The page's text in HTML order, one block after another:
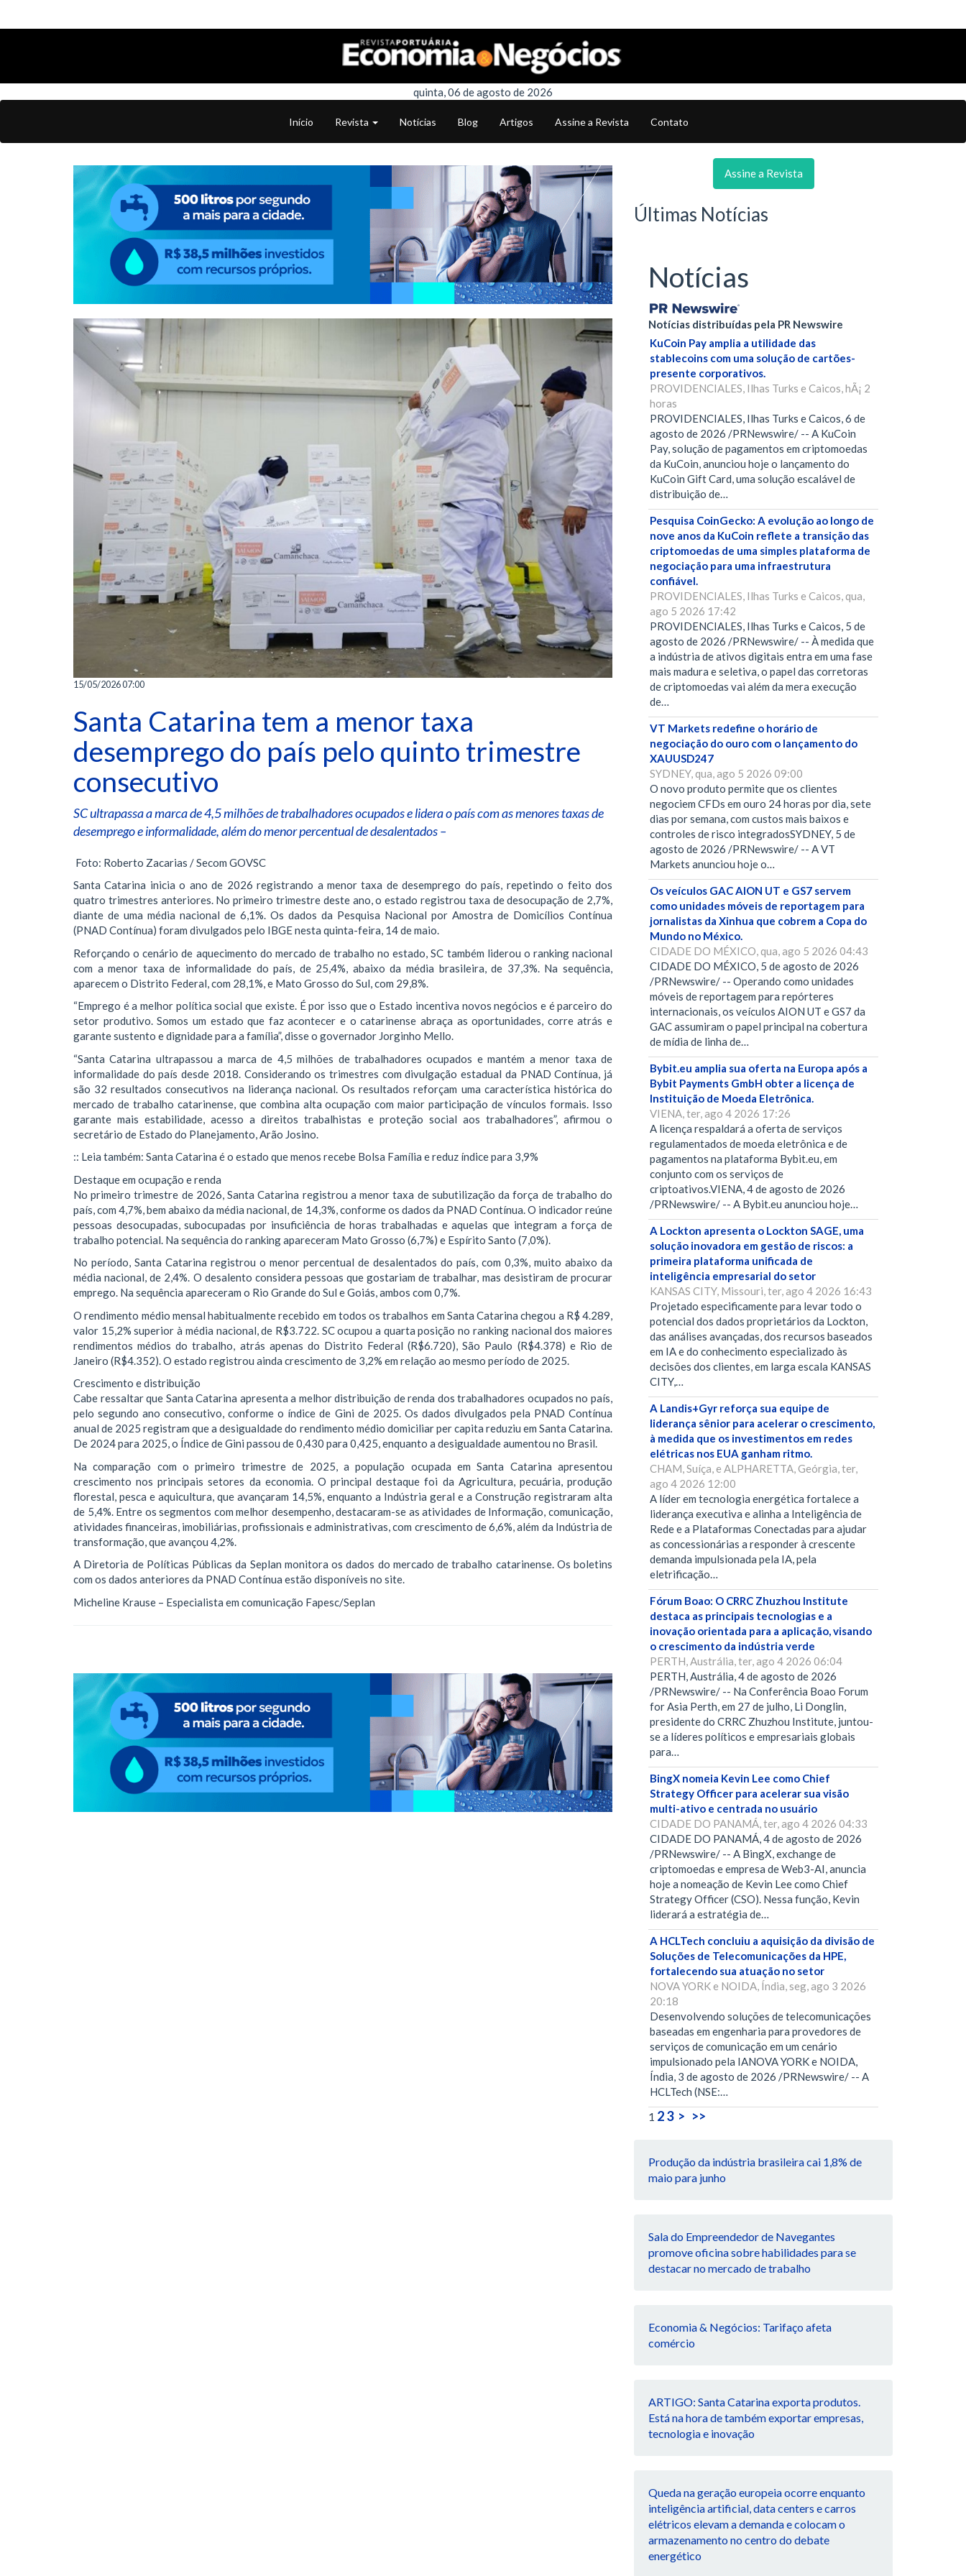
quinta, 06 de agosto de 2026
Início Revista Notícias Blog Artigos Assine a Revista Contato
15/05/2026 07:00
Santa Catarina tem a menor taxa
desemprego do país pelo quinto trimestre
consecutivo
SC ultrapassa a marca de 4,5 milhões de trabalhadores ocupados e lidera o país com as menores taxas de
desemprego e informalidade, além do menor percentual de desalentados –
Foto: Roberto Zacarias / Secom GOVSC
Santa Catarina inicia o ano de 2026 registrando a menor taxa de desemprego do país, repetindo o feito dos
quatro trimestres anteriores. No primeiro trimestre deste ano, o estado registrou taxa de desocupação de 2,7%,
diante de uma média nacional de 6,1%. Os dados da Pesquisa Nacional por Amostra de Domicílios Contínua
(PNAD Contínua) foram divulgados pelo IBGE nesta quinta-feira, 14 de maio.
Reforçando o cenário de aquecimento do mercado de trabalho no estado, SC também liderou o ranking nacional
com a menor taxa de informalidade do país, de 25,4%, abaixo da média brasileira, de 37,3%. Na sequência,
aparecem o Distrito Federal, com 28,1%, e Mato Grosso do Sul, com 29,8%.
“Emprego é a melhor política social que existe. É por isso que o Estado incentiva novos negócios e é parceiro do
setor produtivo. Somos um estado que faz acontecer e o catarinense abraça as oportunidades, corre atrás e
garante sustento e dignidade para a família”, disse o governador Jorginho Mello.
“Santa Catarina ultrapassou a marca de 4,5 milhões de trabalhadores ocupados e mantém a menor taxa de
informalidade do país desde 2018. Considerando os trimestres com divulgação estadual da PNAD Contínua, já
são 32 resultados consecutivos na liderança nacional. Os resultados reforçam uma característica histórica do
mercado de trabalho catarinense, que combina alta ocupação com maior participação de vínculos formais. Isso
garante mais estabilidade, acesso a direitos trabalhistas e proteção social aos trabalhadores”, afirmou o
secretário de Estado do Planejamento, Arão Josino.
:: Leia também: Santa Catarina é o estado que menos recebe Bolsa Família e reduz índice para 3,9%
Destaque em ocupação e renda
No primeiro trimestre de 2026, Santa Catarina registrou a menor taxa de subutilização da força de trabalho do
país, com 4,7%, bem abaixo da média nacional, de 14,3%, conforme os dados da PNAD Contínua. O indicador reúne
pessoas desocupadas, subocupadas por insuficiência de horas trabalhadas e aquelas que integram a força de
trabalho potencial. Na sequência do ranking apareceram Mato Grosso (6,7%) e Espírito Santo (7,0%).
No período, Santa Catarina registrou o menor percentual de desalentados do país, com 0,3%, muito abaixo da
média nacional, de 2,4%. O desalento considera pessoas que gostariam de trabalhar, mas desistiram de procurar
emprego. Na sequência apareceram o Rio Grande do Sul e Goiás, ambos com 0,7%.
O rendimento médio mensal habitualmente recebido em todos os trabalhos em Santa Catarina chegou a R$ 4.289,
valor 15,2% superior à média nacional, de R$3.722. SC ocupou a quarta posição no ranking nacional dos maiores
rendimentos médios do trabalho, atrás apenas do Distrito Federal (R$6.720), São Paulo (R$4.378) e Rio de
Janeiro (R$4.352). O estado registrou ainda crescimento de 3,2% em relação ao mesmo período de 2025.
Crescimento e distribuição
Cabe ressaltar que Santa Catarina apresenta a melhor distribuição de renda dos trabalhadores ocupados no país,
pelo segundo ano consecutivo, conforme o índice de Gini de 2025. Os dados divulgados pela PNAD Contínua
anual de 2025 registram que a desigualdade do rendimento médio domiciliar per capita reduziu em Santa Catarina.
De 2024 para 2025, o Índice de Gini passou de 0,430 para 0,425, enquanto a desigualdade aumentou no Brasil.
Na comparação com o primeiro trimestre de 2025, a população ocupada em Santa Catarina apresentou
crescimento nos principais setores da economia. O principal destaque foi da Agricultura, pecuária, produção
florestal, pesca e aquicultura, que avançaram 14,5%, enquanto a Indústria geral e a Construção registraram alta
de 5,4%. Entre os segmentos com melhor desempenho, destacaram-se as atividades de Informação, comunicação,
atividades financeiras, imobiliárias, profissionais e administrativas, com crescimento de 6,6%, além da Indústria de
transformação, que avançou 4,2%.
A Diretoria de Políticas Públicas da Seplan monitora os dados do mercado de trabalho catarinense. Os boletins
com os dados anteriores da PNAD Contínua estão disponíveis no site.
Micheline Krause – Especialista em comunicação Fapesc/Seplan
Assine a Revista
Últimas Notícias
Notícias
Notícias distribuídas pela PR Newswire
KuCoin Pay amplia a utilidade das
stablecoins com uma solução de cartões-
presente corporativos.
PROVIDENCIALES, Ilhas Turks e Caicos, hÃ¡ 2
horas
PROVIDENCIALES, Ilhas Turks e Caicos, 6 de
agosto de 2026 /PRNewswire/ -- A KuCoin
Pay, solução de pagamentos em criptomoedas
da KuCoin, anunciou hoje o lançamento do
KuCoin Gift Card, uma solução escalável de
distribuição de…
Pesquisa CoinGecko: A evolução ao longo de
nove anos da KuCoin reflete a transição das
criptomoedas de uma simples plataforma de
negociação para uma infraestrutura
confiável.
PROVIDENCIALES, Ilhas Turks e Caicos, qua,
ago 5 2026 17:42
PROVIDENCIALES, Ilhas Turks e Caicos, 5 de
agosto de 2026 /PRNewswire/ -- À medida que
a indústria de ativos digitais entra em uma fase
mais madura e seletiva, o papel das corretoras
de criptomoedas vai além da mera execução
de…
VT Markets redefine o horário de
negociação do ouro com o lançamento do
XAUUSD247
SYDNEY, qua, ago 5 2026 09:00
O novo produto permite que os clientes
negociem CFDs em ouro 24 horas por dia, sete
dias por semana, com custos mais baixos e
controles de risco integradosSYDNEY, 5 de
agosto de 2026 /PRNewswire/ -- A VT
Markets anunciou hoje o…
Os veículos GAC AION UT e GS7 servem
como unidades móveis de reportagem para
jornalistas da Xinhua que cobrem a Copa do
Mundo no México.
CIDADE DO MÉXICO, qua, ago 5 2026 04:43
CIDADE DO MÉXICO, 5 de agosto de 2026
/PRNewswire/ -- Operando como unidades
móveis de reportagem para repórteres
internacionais, os veículos AION UT e GS7 da
GAC assumiram o papel principal na cobertura
de mídia de linha de…
Bybit.eu amplia sua oferta na Europa após a
Bybit Payments GmbH obter a licença de
Instituição de Moeda Eletrônica.
VIENA, ter, ago 4 2026 17:26
A licença respaldará a oferta de serviços
regulamentados de moeda eletrônica e de
pagamentos na plataforma Bybit.eu, em
conjunto com os serviços de
criptoativos.VIENA, 4 de agosto de 2026
/PRNewswire/ -- A Bybit.eu anunciou hoje…
A Lockton apresenta o Lockton SAGE, uma
solução inovadora em gestão de riscos: a
primeira plataforma unificada de
inteligência empresarial do setor
KANSAS CITY, Missouri, ter, ago 4 2026 16:43
Projetado especificamente para levar todo o
potencial dos dados proprietários da Lockton,
das análises avançadas, dos recursos baseados
em IA e do conhecimento especializado às
decisões dos clientes, em larga escala KANSAS
CITY,…
A Landis+Gyr reforça sua equipe de
liderança sênior para acelerar o crescimento,
à medida que os investimentos em redes
elétricas nos EUA ganham ritmo.
CHAM, Suíça, e ALPHARETTA, Geórgia, ter,
ago 4 2026 12:00
A líder em tecnologia energética fortalece a
liderança executiva e alinha a Inteligência de
Rede e a Plataformas Conectadas para ajudar
as concessionárias a responder à crescente
demanda impulsionada pela IA, pela
eletrificação…
Fórum Boao: O CRRC Zhuzhou Institute
destaca as principais tecnologias e a
inovação orientada para a aplicação, visando
o crescimento da indústria verde
PERTH, Austrália, ter, ago 4 2026 06:04
PERTH, Austrália, 4 de agosto de 2026
/PRNewswire/ -- Na Conferência Boao Forum
for Asia Perth, em 27 de julho, Li Donglin,
presidente do CRRC Zhuzhou Institute, juntou-
se a líderes políticos e empresariais globais
para…
BingX nomeia Kevin Lee como Chief
Strategy Officer para acelerar sua visão
multi-ativo e centrada no usuário
CIDADE DO PANAMÁ, ter, ago 4 2026 04:33
CIDADE DO PANAMÁ, 4 de agosto de 2026
/PRNewswire/ -- A BingX, exchange de
criptomoedas e empresa de Web3-AI, anuncia
hoje a nomeação de Kevin Lee como Chief
Strategy Officer (CSO). Nessa função, Kevin
liderará a estratégia de…
A HCLTech concluiu a aquisição da divisão de
Soluções de Telecomunicações da HPE,
fortalecendo sua atuação no setor
NOVA YORK e NOIDA, Índia, seg, ago 3 2026
20:18
Desenvolvendo soluções de telecomunicações
baseadas em engenharia para provedores de
serviços de comunicação em um cenário
impulsionado pela IANOVA YORK e NOIDA,
Índia, 3 de agosto de 2026 /PRNewswire/ -- A
HCLTech (NSE:…
1 23 > >>
Produção da indústria brasileira cai 1,8% de
maio para junho
Sala do Empreendedor de Navegantes
promove oficina sobre habilidades para se
destacar no mercado de trabalho
Economia & Negócios: Tarifaço afeta
comércio
ARTIGO: Santa Catarina exporta produtos.
Está na hora de também exportar empresas,
tecnologia e inovação
Queda na geração europeia ocorre enquanto
inteligência artificial, data centers e carros
elétricos elevam a demanda e colocam o
armazenamento no centro do debate
energético